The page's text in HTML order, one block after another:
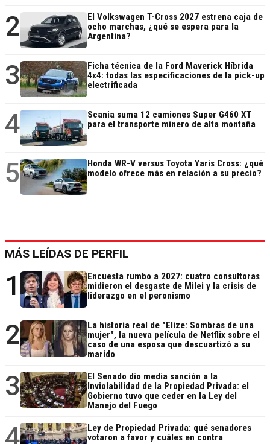
2
El Volkswagen T-Cross 2027 estrena caja de
ocho marchas, ¿qué se espera para la
Argentina?
3
Ficha técnica de la Ford Maverick Híbrida
4x4: todas las especificaciones de la pick-up
electrificada
4
Scania suma 12 camiones Super G460 XT
para el transporte minero de alta montaña
5
Honda WR-V versus Toyota Yaris Cross: ¿qué
modelo ofrece más en relación a su precio?
MÁS LEÍDAS DE PERFIL
1
Encuesta rumbo a 2027: cuatro consultoras
midieron el desgaste de Milei y la crisis de
liderazgo en el peronismo
2
La historia real de "Elize: Sombras de una
mujer", la nueva película de Netflix sobre el
caso de una esposa que descuartizó a su
marido
3
El Senado dio media sanción a la
Inviolabilidad de la Propiedad Privada: el
Gobierno tuvo que ceder en la Ley del
Manejo del Fuego
4
Ley de Propiedad Privada: qué senadores
votaron a favor y cuáles en contra